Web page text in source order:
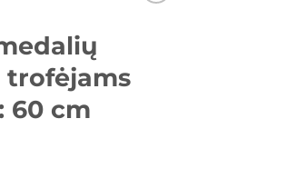
trofėjams
60 cm